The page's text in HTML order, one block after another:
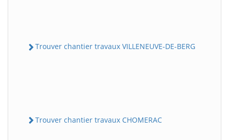
Trouver chantier travaux VILLENEUVE-DE-BERG
Trouver chantier travaux CHOMERAC